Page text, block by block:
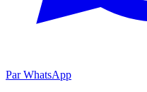
Par WhatsApp